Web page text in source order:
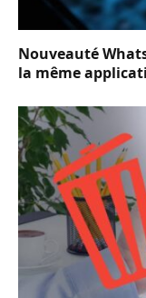
Nouveauté
la même